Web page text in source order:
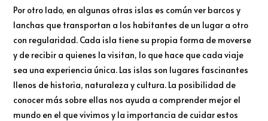
Por otro lado, en algunas otras islas es común ver barcos y
lanchas que transportan a los habitantes de un lugar a otro
con regularidad. Cada isla tiene su propia forma de moverse
y de recibir a quienes la visitan, lo que hace que cada viaje
sea una experiencia única. Las islas son lugares fascinantes
llenos de historia, naturaleza y cultura. La posibilidad de
conocer más sobre ellas nos ayuda a comprender mejor el
mundo en el que vivimos y la importancia de cuidar estos